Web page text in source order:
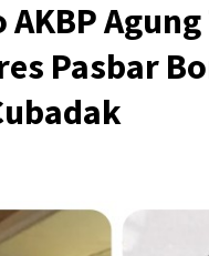
AKBP
Pasbar